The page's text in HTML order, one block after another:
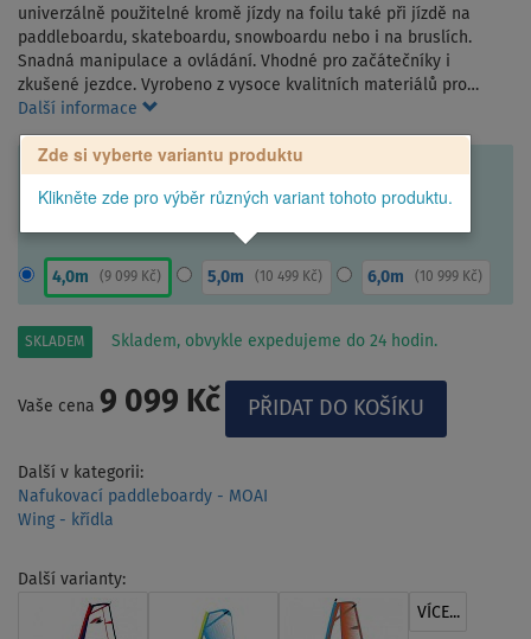
univerzálně použitelné kromě jízdy na foilu také při jízdě na
paddleboardu, skateboardu, snowboardu nebo i na bruslích.
Snadná manipulace a ovládání. Vhodné pro začátečníky i
zkušené jezdce. Vyrobeno z vysoce kvalitních materiálů pro…
Další informace
Zde si vyberte variantu produktu
Klikněte zde pro výběr různých variant tohoto produktu.
4,0m (9 099 Kč) 5,0m ( 10 499 Kč) 6,0m ( 10 999 Kč)
SKLADEM Skladem, obvykle expedujeme do 24 hodin.
Vaše cena 9 099 Kč
Další v kategorii:
Nafukovací paddleboardy - MOAI
Wing - křídla
Další varianty:
VÍCE...